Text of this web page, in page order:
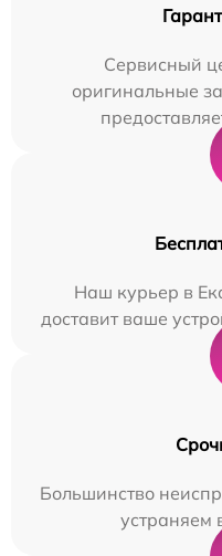
Сервисный
оригинальные
Наш курьер в
доставит ваше
Большинство
устраняем